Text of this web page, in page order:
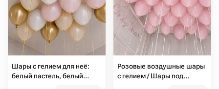
Шары с гелием для неё:
белый пастель, белый
Розовые воздушные шары
с гелием / Шары под